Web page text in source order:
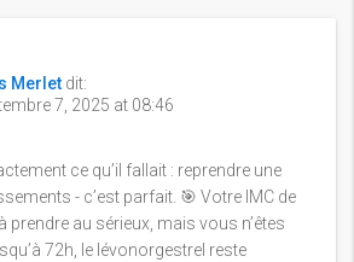
Merlet dit:
7, 2025 at 08:46
ce qu’il fallait : reprendre une
- c’est parfait. 🎯 Votre IMC de
prendre au sérieux, mais vous n’êtes
72h, le lévonorgestrel reste